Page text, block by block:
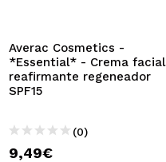
Averac Cosmetics -
*Essential* - Crema facial
reafirmante regeneador
SPF15
(0)
9,49€